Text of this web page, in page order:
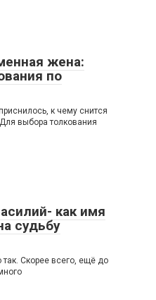
жена:
по
к чему снится
выбора толкования
как имя
судьбу
Скорее всего, ещё до